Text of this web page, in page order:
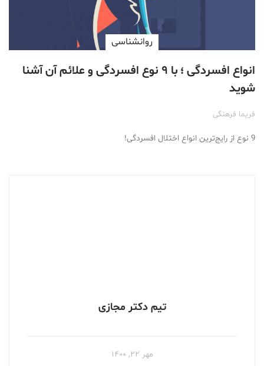
روانشناسی
انواع افسردگی ؛ با ۹ نوع افسردگی و علائم آن آشنا
شوید
فریما فرهنگی
9 نوع از رایج‌ترین انواع اختلال افسردگی!
تیم دکتر مجازی
مهر ۲۲, ۱۴۰۰